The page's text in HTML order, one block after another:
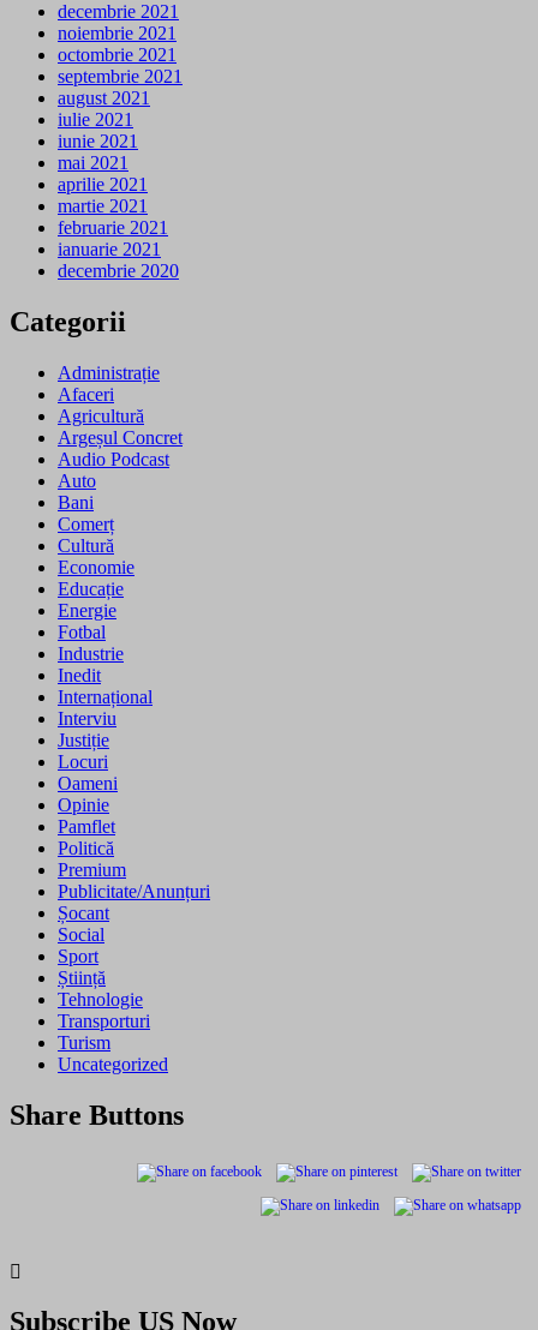
decembrie 2021
noiembrie 2021
octombrie 2021
septembrie 2021
august 2021
iulie 2021
iunie 2021
mai 2021
aprilie 2021
martie 2021
februarie 2021
ianuarie 2021
decembrie 2020
Categorii
Administrație
Afaceri
Agricultură
Argeșul Concret
Audio Podcast
Auto
Bani
Comerț
Cultură
Economie
Educație
Energie
Fotbal
Industrie
Inedit
Internațional
Interviu
Justiție
Locuri
Oameni
Opinie
Pamflet
Politică
Premium
Publicitate/Anunțuri
Șocant
Social
Sport
Știință
Tehnologie
Transporturi
Turism
Uncategorized
Share Buttons
Subscribe US Now